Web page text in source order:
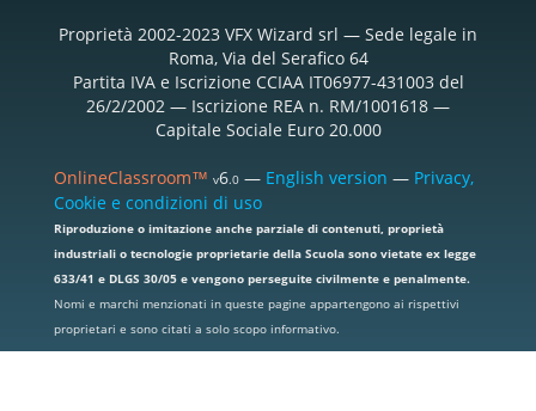
Proprietà 2002-2023 VFX Wizard srl — Sede legale in
Roma, Via del Serafico 64
Partita IVA e Iscrizione CCIAA IT06977-431003 del
26/2/2002 — Iscrizione REA n. RM/1001618 —
Capitale Sociale Euro 20.000
OnlineClassroom™ v6.0— English version — Privacy,
Cookie e condizioni di uso
Riproduzione o imitazione anche parziale di contenuti, proprietà
industriali o tecnologie proprietarie della Scuola sono vietate ex legge
633/41 e DLGS 30/05 e vengono perseguite civilmente e penalmente.
Nomi e marchi menzionati in queste pagine appartengono ai rispettivi
proprietari e sono citati a solo scopo informativo.